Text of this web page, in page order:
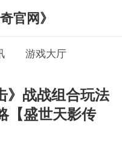
官网》
游戏大厅
》战战组合玩法
【盛世天影传